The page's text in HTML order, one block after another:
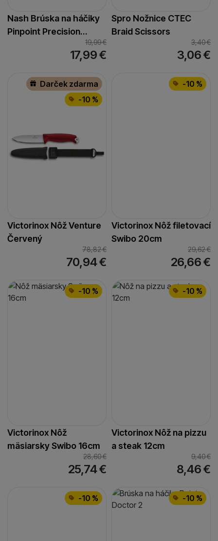
Nash Brúska na háčiky
Pinpoint Precision…
19,99€
17,99€
Spro Nožnice CTEC
Braid Scissors
3,40€
3,06€
Darček zdarma
-10 %
Victorinox Nôž Venture
Červený
78,82€
70,94€
-10 %
Victorinox Nôž filetovací
Swibo 20cm
29,62€
26,66€
-10 %
Victorinox Nôž
mäsiarsky Swibo 16cm
28,60€
25,74€
-10 %
Victorinox Nôž na pizzu
a steak 12cm
9,40€
8,46€
-10 % -10 %